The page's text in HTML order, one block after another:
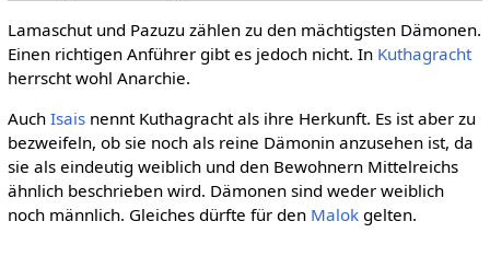
Lamaschut und Pazuzu zählen zu den mächtigsten Dämonen.
Einen richtigen Anführer gibt es jedoch nicht. In Kuthagracht
herrscht wohl Anarchie.
Auch Isaisnennt Kuthagracht als ihre Herkunft. Es ist aber zu
bezweifeln, ob sie noch als reine Dämonin anzusehen ist, da
sie als eindeutig weiblich und den Bewohnern Mittelreichs
ähnlich beschrieben wird. Dämonen sind weder weiblich
noch männlich. Gleiches dürfte für den Malokgelten.